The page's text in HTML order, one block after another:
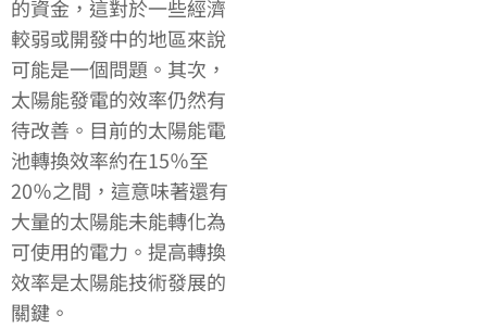
的資金，這對於一些經濟
較弱或開發中的地區來說
可能是一個問題。其次，
太陽能發電的效率仍然有
待改善。目前的太陽能電
池轉換效率約在15％至
20％之間，這意味著還有
大量的太陽能未能轉化為
可使用的電力。提高轉換
效率是太陽能技術發展的
關鍵。